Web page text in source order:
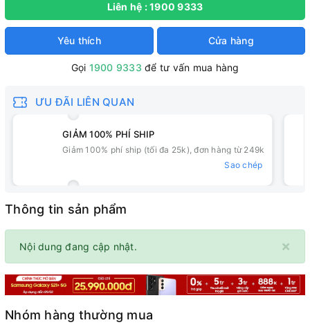
Liên hệ : 1900 9333
Yêu thích Cửa hàng
Gọi 1900 9333 để tư vấn mua hàng
ƯU ĐÃI LIÊN QUAN
GIẢM 100% PHÍ SHIP
Giảm 100% phí ship (tối đa 25k), đơn hàng từ 249k
Sao chép
Thông tin sản phẩm
×
Nội dung đang cập nhật.
Nhóm hàng thường mua